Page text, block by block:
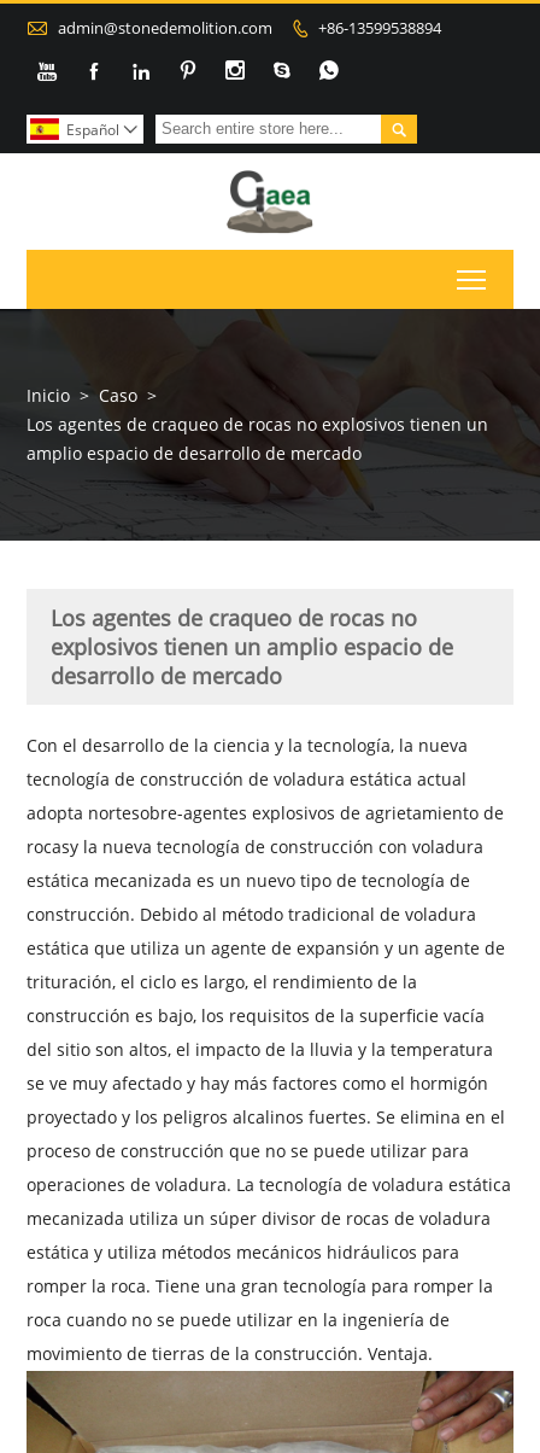
 admin@stonedemolition.com  +86-13599538894
      

Español 
Inicio > Caso >
Los agentes de craqueo de rocas no explosivos tienen un
amplio espacio de desarrollo de mercado
Los agentes de craqueo de rocas no
explosivos tienen un amplio espacio de
desarrollo de mercado
Con el desarrollo de la ciencia y la tecnología, la nueva
tecnología de construcción de voladura estática actual
adopta nortesobre-agentes explosivos de agrietamiento de
rocasy la nueva tecnología de construcción con voladura
estática mecanizada es un nuevo tipo de tecnología de
construcción. Debido al método tradicional de voladura
estática que utiliza un agente de expansión y un agente de
trituración, el ciclo es largo, el rendimiento de la
construcción es bajo, los requisitos de la superficie vacía
del sitio son altos, el impacto de la lluvia y la temperatura
se ve muy afectado y hay más factores como el hormigón
proyectado y los peligros alcalinos fuertes. Se elimina en el
proceso de construcción que no se puede utilizar para
operaciones de voladura. La tecnología de voladura estática
mecanizada utiliza un súper divisor de rocas de voladura
estática y utiliza métodos mecánicos hidráulicos para
romper la roca. Tiene una gran tecnología para romper la
roca cuando no se puede utilizar en la ingeniería de
movimiento de tierras de la construcción. Ventaja.